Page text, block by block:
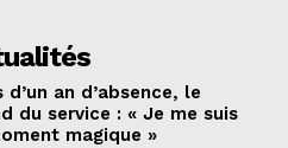
d’un an d’absence, le
du service : « Je me suis
magique »